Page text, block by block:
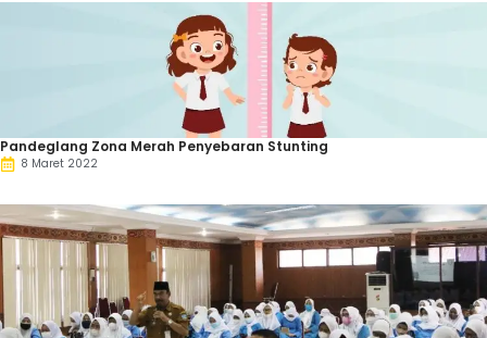
Pandeglang Zona Merah Penyebaran Stunting
8 Maret 2022